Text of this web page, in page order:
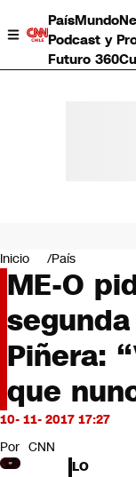
PaísMundo
Podcast y
Futuro 360
Negocios
Deportes
Programas
Cultura
Servicios
Bits
CNN tiempo
Futuro 360
Inicio País
ME-O
Piñera:
que
10- 11- 2017 17:27
Por CNN
LO